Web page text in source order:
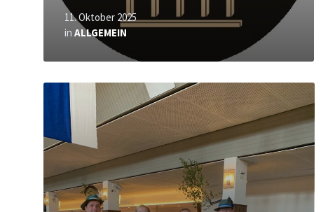
11. Oktober 2025
in ALLGEMEIN
Mehr
erfahren